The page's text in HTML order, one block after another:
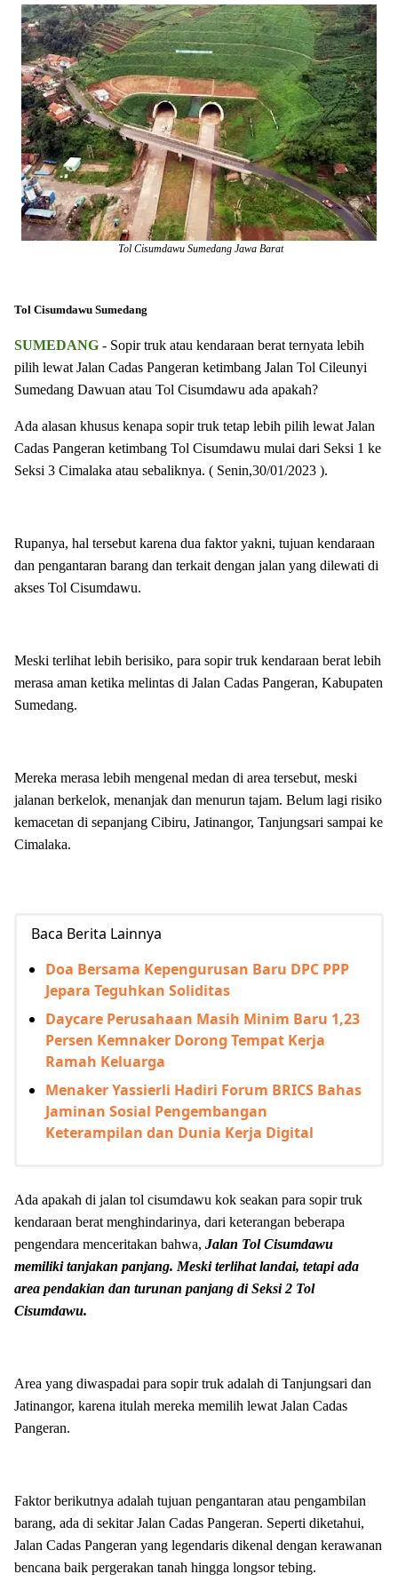
Tol Cisumdawu Sumedang Jawa Barat
Tol Cisumdawu Sumedang
SUMEDANG - Sopir truk atau kendaraan berat ternyata lebih
pilih lewat Jalan Cadas Pangeran ketimbang Jalan Tol Cileunyi
Sumedang Dawuan atau Tol Cisumdawu ada apakah?
Ada alasan khusus kenapa sopir truk tetap lebih pilih lewat Jalan
Cadas Pangeran ketimbang Tol Cisumdawu mulai dari Seksi 1 ke
Seksi 3 Cimalaka atau sebaliknya. ( Senin,30/01/2023 ).
Rupanya, hal tersebut karena dua faktor yakni, tujuan kendaraan
dan pengantaran barang dan terkait dengan jalan yang dilewati di
akses Tol Cisumdawu.
Meski terlihat lebih berisiko, para sopir truk kendaraan berat lebih
merasa aman ketika melintas di Jalan Cadas Pangeran, Kabupaten
Sumedang.
Mereka merasa lebih mengenal medan di area tersebut, meski
jalanan berkelok, menanjak dan menurun tajam. Belum lagi risiko
kemacetan di sepanjang Cibiru, Jatinangor, Tanjungsari sampai ke
Cimalaka.
Baca Berita Lainnya
Doa Bersama Kepengurusan Baru DPC PPP
Jepara Teguhkan Soliditas
Daycare Perusahaan Masih Minim Baru 1,23
Persen Kemnaker Dorong Tempat Kerja
Ramah Keluarga
Menaker Yassierli Hadiri Forum BRICS Bahas
Jaminan Sosial Pengembangan
Keterampilan dan Dunia Kerja Digital
Ada apakah di jalan tol cisumdawu kok seakan para sopir truk
kendaraan berat menghindarinya, dari keterangan beberapa
pengendara menceritakan bahwa, Jalan Tol Cisumdawu
memiliki tanjakan panjang. Meski terlihat landai, tetapi ada
area pendakian dan turunan panjang di Seksi 2 Tol
Cisumdawu.
Area yang diwaspadai para sopir truk adalah di Tanjungsari dan
Jatinangor, karena itulah mereka memilih lewat Jalan Cadas
Pangeran.
Faktor berikutnya adalah tujuan pengantaran atau pengambilan
barang, ada di sekitar Jalan Cadas Pangeran. Seperti diketahui,
Jalan Cadas Pangeran yang legendaris dikenal dengan kerawanan
bencana baik pergerakan tanah hingga longsor tebing.